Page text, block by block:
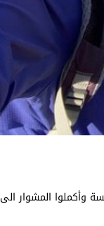
وأكملوا المشوار الى